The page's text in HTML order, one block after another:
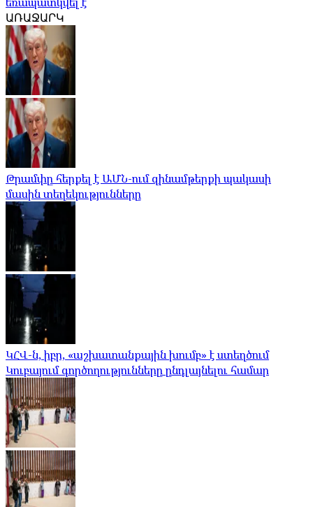
ԱՌԱՋԱՐԿ
Թրամփը հերքել է ԱՄՆ-ում զինամթերքի պակասի
մասին տեղեկությունները
ԿՀՎ-ն, իբր, «աշխատանքային խումբ» է ստեղծում
Կուբայում գործողությունները ընդլայնելու համար